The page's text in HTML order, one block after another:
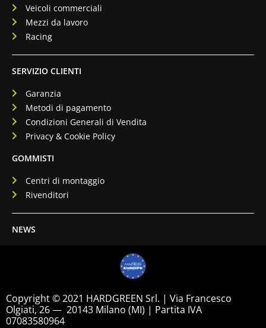
Veicoli commerciali
Mezzi da lavoro
Racing
SERVIZIO CLIENTI
Garanzia
Metodi di pagamento
Condizioni Generali di Vendita
Privacy & Cookie Policy
GOMMISTI
Centri di montaggio
Rivenditori
NEWS
Copyright © 2021 HARDGREEN Srl. | Via Francesco
Olgiati, 26 — 20143 Milano (MI) | Partita IVA
07083580964